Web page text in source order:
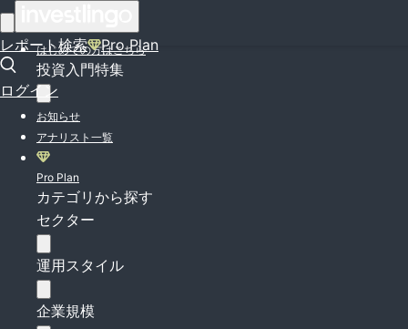
レポート検索 Pro Plan
ログイン
はじめての方はこちら
投資入門特集
お知らせ
アナリスト一覧
Pro Plan
カテゴリから探す
セクター
運用スタイル
企業規模